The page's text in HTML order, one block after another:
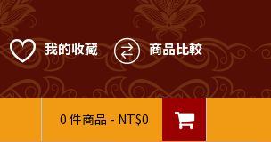
我的收藏 商品比較
0 件商品 - NT$0